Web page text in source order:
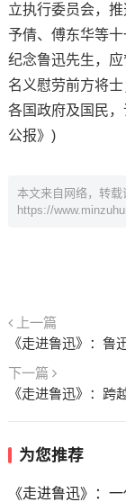
立执行委员会，
予倩、傅东华等
纪念鲁迅先生，
名义慰劳前方将
各国政府及国民
公报》)
本文来自网络，转载
https://
上一篇
《走进鲁迅》：鲁
下一篇
《走进鲁迅》：
为您推荐
《走进鲁迅》：